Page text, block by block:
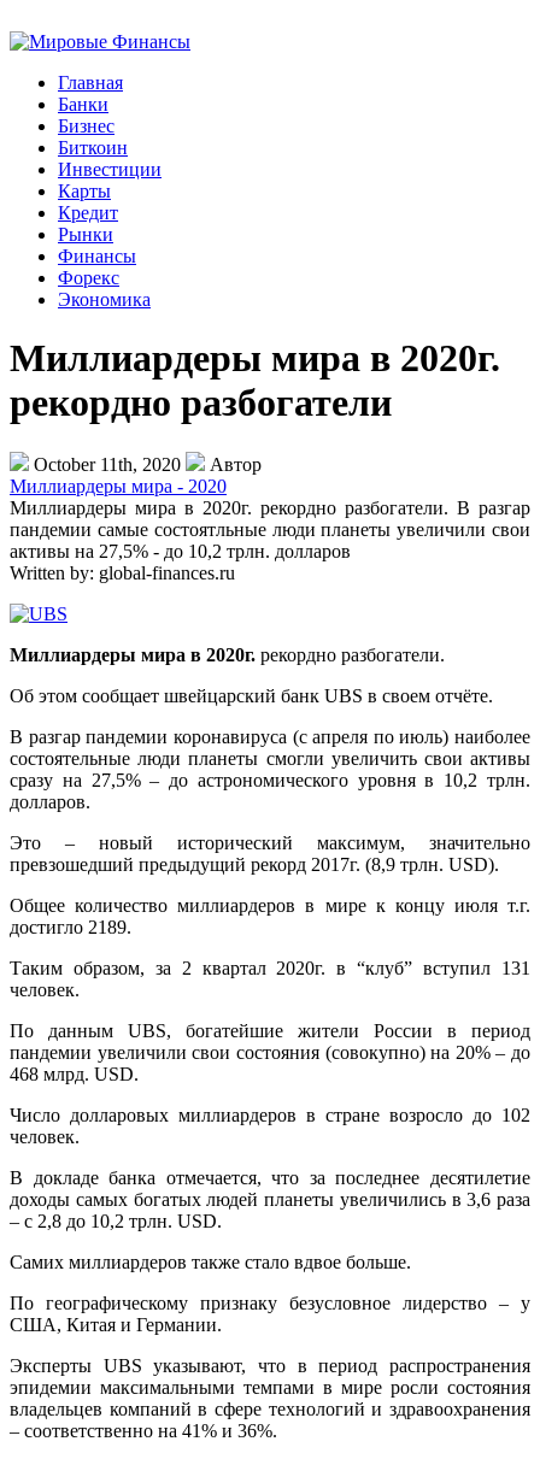
Главная
Банки
Бизнес
Биткоин
Инвестиции
Карты
Кредит
Рынки
Финансы
Форекс
Экономика
Миллиардеры мира в 2020г.
рекордно разбогатели
October 11th, 2020
Автор
Миллиардеры мира - 2020
Миллиардеры мира в 2020г. рекордно разбогатели. В разгар
пандемии самые состоятльные люди планеты увеличили свои
активы на 27,5% - до 10,2 трлн. долларов
Written by: global-finances.ru
Миллиардеры мира в 2020г. рекордно разбогатели.
Об этом сообщает швейцарский банк UBS в своем отчёте.
В разгар пандемии коронавируса (с апреля по июль) наиболее
состоятельные люди планеты смогли увеличить свои активы
сразу на 27,5% – до астрономического уровня в 10,2 трлн.
долларов.
Это – новый исторический максимум, значительно
превзошедший предыдущий рекорд 2017г. (8,9 трлн. USD).
Общее количество миллиардеров в мире к концу июля т.г.
достигло 2189.
Таким образом, за 2 квартал 2020г. в “клуб” вступил 131
человек.
По данным UBS, богатейшие жители России в период
пандемии увеличили свои состояния (совокупно) на 20% – до
468 млрд. USD.
Число долларовых миллиардеров в стране возросло до 102
человек.
В докладе банка отмечается, что за последнее десятилетие
доходы самых богатых людей планеты увеличились в 3,6 раза
– с 2,8 до 10,2 трлн. USD.
Самих миллиардеров также стало вдвое больше.
По географическому признаку безусловное лидерство – у
США, Китая и Германии.
Эксперты UBS указывают, что в период распространения
эпидемии максимальными темпами в мире росли состояния
владельцев компаний в сфере технологий и здравоохранения
– соответственно на 41% и 36%.